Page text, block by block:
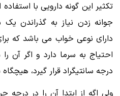
تکثیر این گونه دارویی با
جوانه زدن نیاز به گذراندن
دارای نوعی خواب می باشد که
درجه سانتیگراد قرار گیرد،